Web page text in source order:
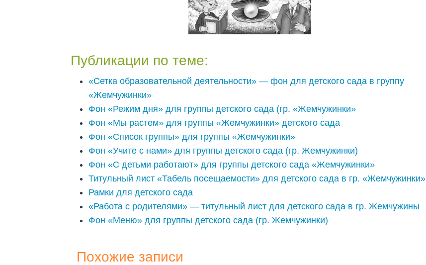
Публикации по теме:
«Сетка образовательной деятельности» — фон для детского сада в группу
«Жемчужинки»
Фон «Режим дня» для группы детского сада (гр. «Жемчужинки»
Фон «Мы растем» для группы «Жемчужинки» детского сада
Фон «Список группы» для группы «Жемчужинки»
Фон «Учите с нами» для группы детского сада (гр. Жемчужинки)
Фон «С детьми работают» для группы детского сада «Жемчужинки»
Титульный лист «Табель посещаемости» для детского сада в гр. «Жемчужинки»
Рамки для детского сада
«Работа с родителями» — титульный лист для детского сада в гр. Жемчужины
Фон «Меню» для группы детского сада (гр. Жемчужинки)
Похожие записи